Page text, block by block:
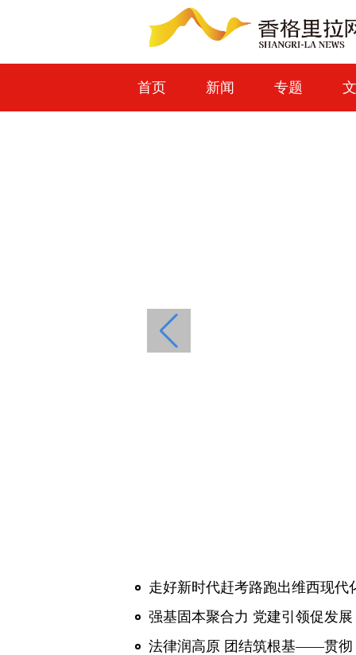
首页 新闻 专题
走好新时代赶考路跑出维西现代
强基固本聚合力 党建引领促发展